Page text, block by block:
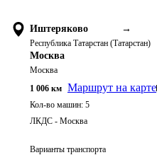
Иштеряково →
Республика Татарстан (Татарстан)
Москва
Москва
1 006 км Маршрут на карте
Кол-во машин: 5
ЛКДС - Москва
Варианты транспорта